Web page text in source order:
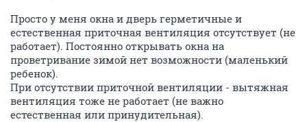
Просто у меня окна и дверь герметичные и
естественная приточная вентиляция отсутствует (не
работает). Постоянно открывать окна на
проветривание зимой нет возможности (маленький
ребенок).
При отсутствии приточной вентиляции - вытяжная
вентиляция тоже не работает (не важно
естественная или принудительная).